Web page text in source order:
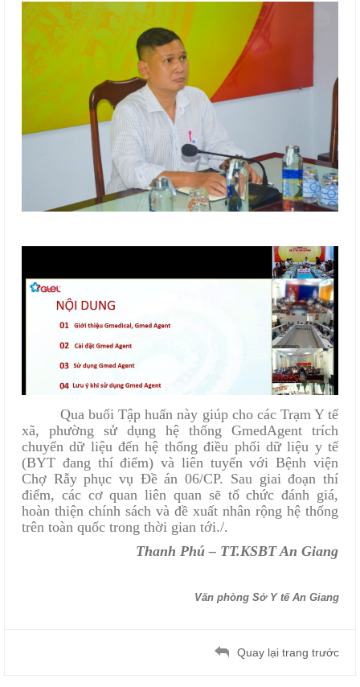
Qua buổi Tập huấn này giúp cho các Trạm Y tế
xã, phường sử dụng hệ thống GmedAgent trích
chuyển dữ liệu đến hệ thống điều phối dữ liệu y tế
(BYT đang thí điểm) và liên tuyến với Bệnh viện
Chợ Rẫy phục vụ Đề án 06/CP. Sau giai đoạn thí
điểm, các cơ quan liên quan sẽ tổ chức đánh giá,
hoàn thiện chính sách và đề xuất nhân rộng hệ thống
trên toàn quốc trong thời gian tới./.
Thanh Phú – TT.KSBT An Giang
Văn phòng Sở Y tế An Giang
Quay lại trang trước